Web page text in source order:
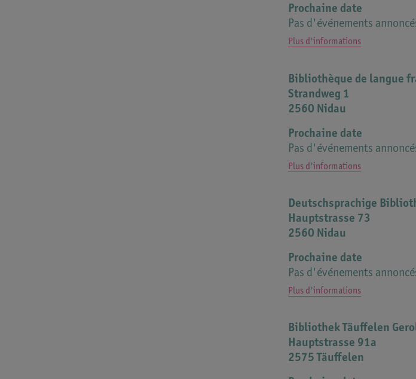
Prochaine date
Pas d'événements
Plus d'informations
Bibliothèque de langue
Strandweg 1
2560 Nidau
Prochaine date
Pas d'événements
Plus d'informations
Deutschsprachige
Hauptstrasse 73
2560 Nidau
Prochaine date
Pas d'événements
Plus d'informations
Bibliothek Täuffelen
Hauptstrasse 91a
2575 Täuffelen